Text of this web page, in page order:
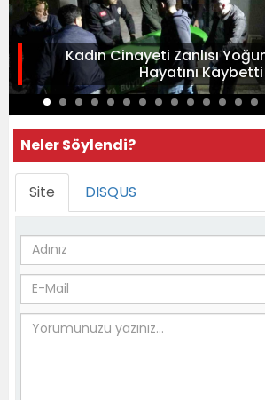
Kadın Cinayeti Zanlısı
Hayatını Kaybetti
Neler Söylendi?
Site DISQUS